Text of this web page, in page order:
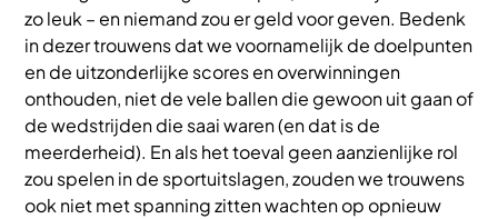
zo leuk – en niemand zou er geld voor geven. Bedenk
in dezer trouwens dat we voornamelijk de doelpunten
en de uitzonderlijke scores en overwinningen
onthouden, niet de vele ballen die gewoon uit gaan of
de wedstrijden die saai waren (en dat is de
meerderheid). En als het toeval geen aanzienlijke rol
zou spelen in de sportuitslagen, zouden we trouwens
ook niet met spanning zitten wachten op opnieuw